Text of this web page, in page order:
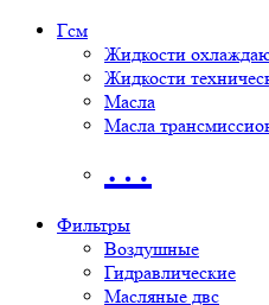
Гсм
Жидкости
Жидкости
Масла
Масла
…
Фильтры
Воздушные
Гидравлические
Масляные двс